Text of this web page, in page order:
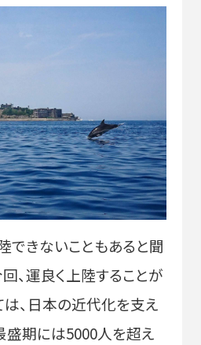
できないこともあると聞
、運良く上陸することが
は、日本の近代化を支え
盛期には5000人を超え